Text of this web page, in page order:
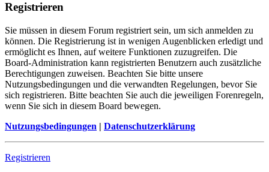
Registrieren
Sie müssen in diesem Forum registriert sein, um sich anmelden zu
können. Die Registrierung ist in wenigen Augenblicken erledigt und
ermöglicht es Ihnen, auf weitere Funktionen zuzugreifen. Die
Board-Administration kann registrierten Benutzern auch zusätzliche
Berechtigungen zuweisen. Beachten Sie bitte unsere
Nutzungsbedingungen und die verwandten Regelungen, bevor Sie
sich registrieren. Bitte beachten Sie auch die jeweiligen Forenregeln,
wenn Sie sich in diesem Board bewegen.
Nutzungsbedingungen | Datenschutzerklärung
Registrieren